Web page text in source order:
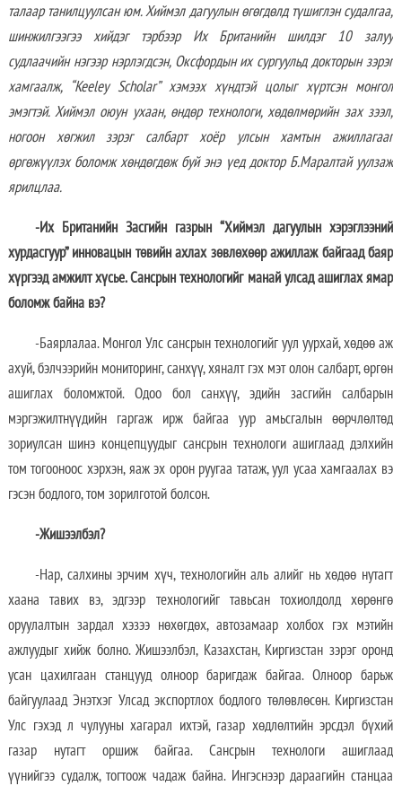
талаартанилцуулсан юм. Хиймэл дагуулын өгөгдөлд түшиглэн судалгаа,
шинжилгээгээ хийдэг тэрбээр Их Британийн шилдэг 10 залуу
судлаачийн нэгээр нэрлэгдсэн, Оксфордын их сургуульд докторын зэрэг
хамгаалж, “Keeley Scholar” хэмээх хүндтэй цолыг хүртсэн монгол
эмэгтэй. Хиймэл оюун ухаан, өндөр технологи, хөдөлмөрийн зах зээл,
ногоон хөгжил зэрэг салбарт хоёр улсын хамтын ажиллагааг
өргөжүүлэх боломж хөндөгдөж буй энэ үед доктор Б.Маралтай уулзаж
ярилцлаа.
-Их Британийн Засгийн газрын “Хиймэл дагуулын хэрэглээний
хурдасгуур” инновацын төвийн ахлах зөвлөхөөр ажиллаж байгаад баяр
хүргээд амжилт хүсье. Сансрын технологийг манай улсад ашиглах ямар
боломж байна вэ?
-Баярлалаа. Монгол Улс сансрын технологийг уул уурхай, хөдөө аж
ахуй, бэлчээрийн мониторинг, санхүү, хяналт гэх мэт олон салбарт, өргөн
ашиглах боломжтой. Одоо бол санхүү, эдийн засгийн салбарын
мэргэжилтнүүдийн гаргаж ирж байгаа уур амьсгалын өөрчлөлтөд
зориулсан шинэ концепцуудыг сансрын технологи ашиглаад дэлхийн
том тогооноос хэрхэн, яаж эх орон руугаа татаж, уул усаа хамгаалах вэ
гэсэн бодлого, том зорилготой болсон.
-Жишээлбэл?
-Нар, салхины эрчим хүч, технологийн аль алийг нь хөдөө нутагт
хаана тавих вэ, эдгээр технологийг тавьсан тохиолдолд хөрөнгө
оруулалтын зардал хэзээ нөхөгдөх, автозамаар холбох гэх мэтийн
ажлуудыг хийж болно. Жишээлбэл, Казахстан, Киргизстан зэрэг оронд
усан цахилгаан станцууд олноор баригдаж байгаа. Олноор барьж
байгуулаад Энэтхэг Улсад экспортлох бодлого төлөвлөсөн. Киргизстан
Улс гэхэд л чулууны хагарал ихтэй, газар хөдлөлтийн эрсдэл бүхий
газар нутагт оршиж байгаа. Сансрын технологи ашиглаад
үүнийгээ судалж, тогтоож чадаж байна. Ингэснээр дараагийн станцаа